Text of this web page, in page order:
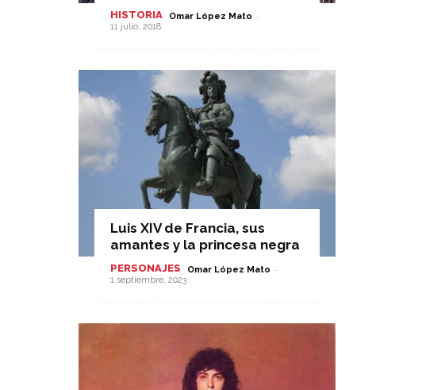
HISTORIA Omar López Mato -
11 julio, 2018
Luis XIV de Francia, sus
amantes y la princesa negra
PERSONAJES Omar López Mato -
1 septiembre, 2023